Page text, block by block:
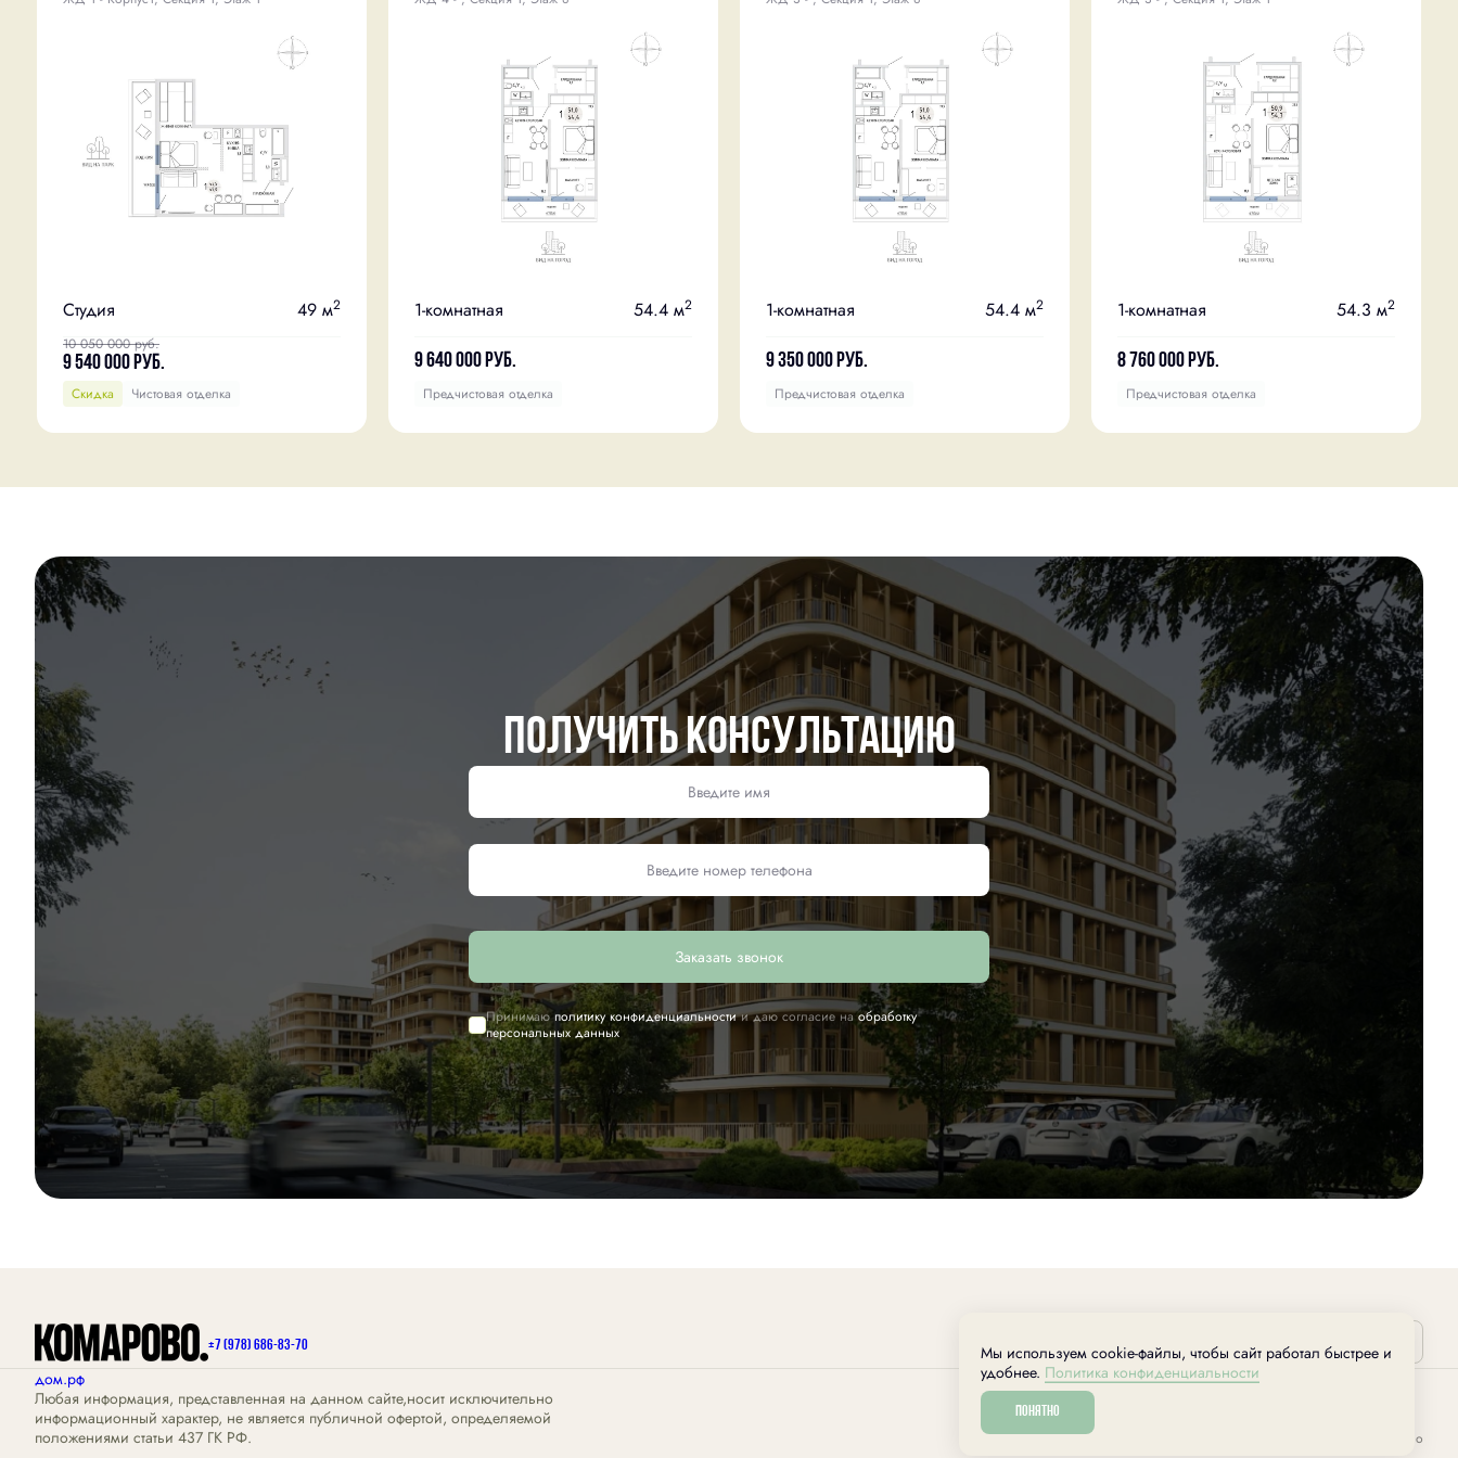
Студия 49 м2
10 050 000руб.
9 540 000руб.
Скидка Чистовая отделка
1-комнатная 54.4 м2
9 640 000руб.
Предчистовая отделка
1-комнатная 54.4 м2
9 350 000руб.
Предчистовая отделка
1-комнатная 54.3 м2
8 760 000руб.
Предчистовая отделка
Получить консультацию
Заказать звонок
Принимаюполитику конфиденциальностии даю согласие наобработку
персональных данных
+7 (978) 686-83-70
дом.рф
Любая информация, представленная на данном сайте,носит исключительно
информационный характер, не является публичной офертой, определяемой
положениями статьи 437 ГК РФ.
Разработано
Мы используем cookie-файлы, чтобы сайт работал быстрее и
удобнее. Политика конфиденциальности
Понятно